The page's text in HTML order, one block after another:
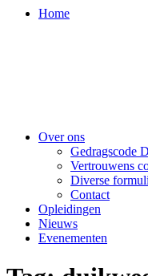
Home
Over ons
Gedragscode
Vertrouwens
Diverse
Contact
Opleidingen
Nieuws
Evenementen